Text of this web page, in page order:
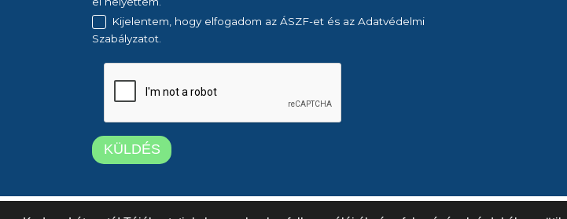
Kijelentem, hogy elfogadom az ÁSZF-et és az Adatvédelmi
Szabályzatot.